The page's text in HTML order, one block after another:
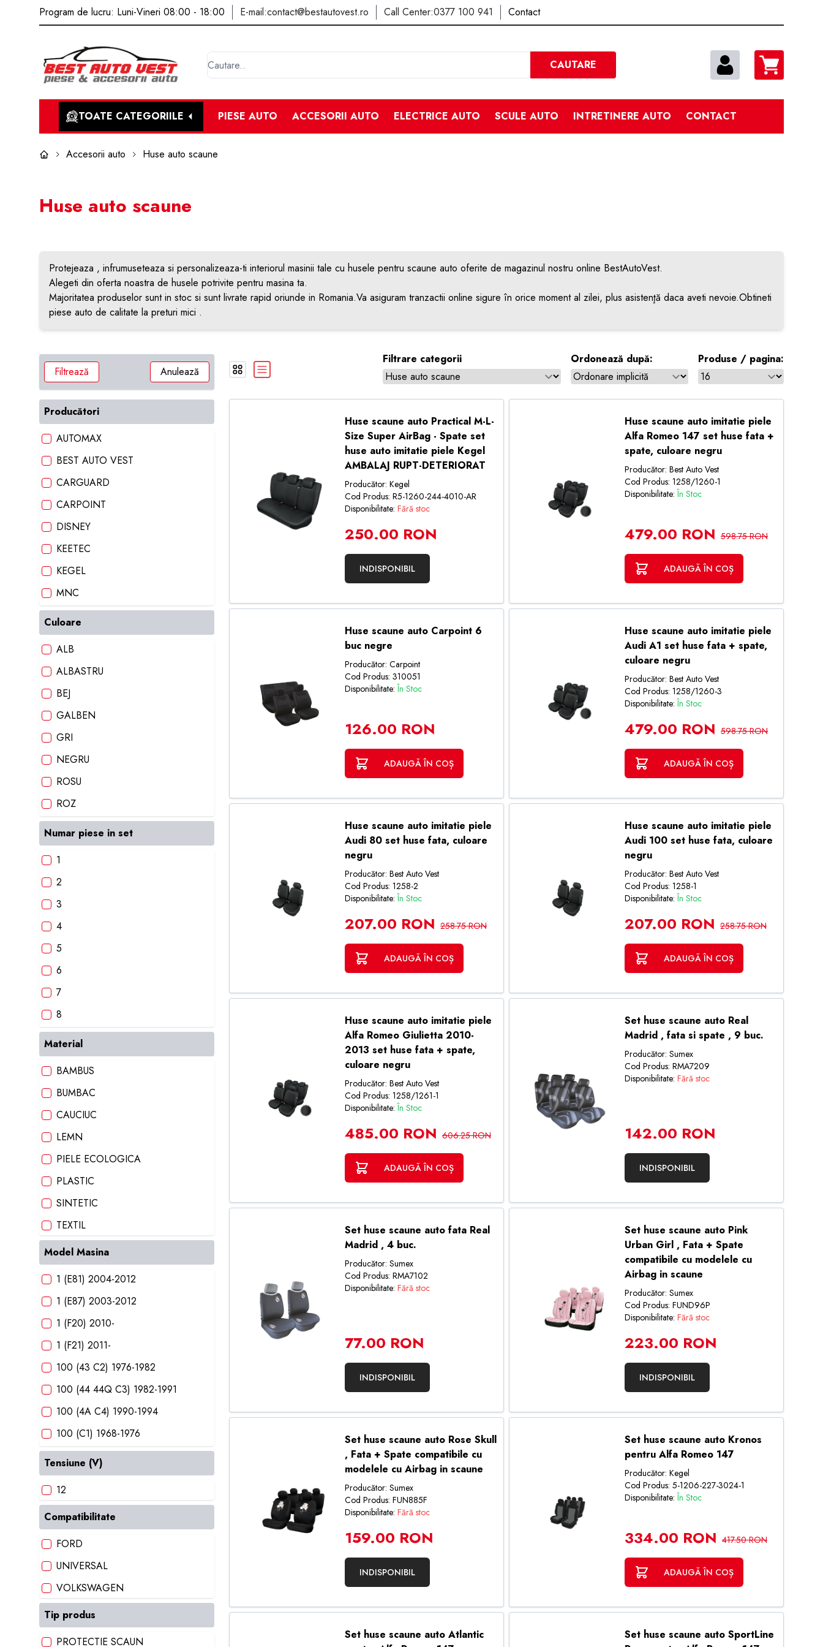
Program de lucru: Luni-Vineri 08:00 - 18:00 E-mail:contact@bestautovest.ro Call Center:0377 100 941 Contact
Cautare
CAUTARE
TOATE CATEGORIILE PIESE AUTO ACCESORII AUTO ELECTRICE AUTO SCULE AUTO INTRETINERE AUTO CONTACT
Accesorii auto Huse auto scaune
Huse auto scaune
Protejeaza , infrumuseteaza si personalizeaza-ti interiorul masinii tale cu husele pentru scaune auto oferite de magazinul nostru online BestAutoVest.
Alegeti din oferta noastra de husele potrivite pentru masina ta.
Majoritatea produselor sunt in stoc si sunt livrate rapid oriunde in Romania.Va asiguram tranzactii online sigure în orice moment al zilei, plus asistenţă daca aveti nevoie.Obtineti
piese auto de calitate la preturi mici .
Filtrează Anulează
Producători
AUTOMAX
BEST AUTO VEST
CARGUARD
CARPOINT
DISNEY
KEETEC
KEGEL
MNC
ROUTE 66
STREETWIZE
Culoare
ALB
ALBASTRU
BEJ
GALBEN
GRI
NEGRU
ROSU
ROZ
VERDE
Numar piese in set
1
2
3
4
5
6
7
8
9
10
Material
BAMBUS
BUMBAC
CAUCIUC
LEMN
PIELE ECOLOGICA
PLASTIC
SINTETIC
TEXTIL
Model Masina
1 (E81) 2004-2012
1 (E87) 2003-2012
1 (F20) 2010-
1 (F21) 2011-
100 (43 C2) 1976-1982
100 (44 44Q C3) 1982-1991
100 (4A C4) 1990-1994
100 (C1) 1968-1976
100 AVANT (43 C2) 1977-1983
100 AVANT (44 44Q C3) 1982-
1990
100 AVANT (4A C4) 1990-1994
1007 (KM_) 2005-
105120 (744) 1983-1990
106 I (1A 1C) 1991-1996
106 II (1) 1996-
121 III (JASM JBSM) 1996-2003
Tensiune (V)
12
Compatibilitate
FORD
UNIVERSAL
VOLKSWAGEN
Tip produs
PROTECTIE SCAUN
Filtrare categorii Ordonează după: Produse / pagina:
Huse scaune auto Practical M-L-
Size Super AirBag - Spate set
huse auto imitatie piele Kegel
AMBALAJ RUPT-DETERIORAT
Producător: Kegel
Cod Produs: R5-1260-244-4010-AR
Disponibilitate: Fără stoc
250.00 RON
INDISPONIBIL
Huse scaune auto imitatie piele
Alfa Romeo 147 set huse fata +
spate, culoare negru
Producător: Best Auto Vest
Cod Produs: 1258/1260-1
Disponibilitate:În Stoc
479.00 RON 598.75 RON
ADAUGĂ ÎN COȘ
Huse scaune auto Carpoint 6
buc negre
Producător: Carpoint
Cod Produs: 310051
Disponibilitate:În Stoc
126.00 RON
ADAUGĂ ÎN COȘ
Huse scaune auto imitatie piele
Audi A1 set huse fata + spate,
culoare negru
Producător: Best Auto Vest
Cod Produs: 1258/1260-3
Disponibilitate:În Stoc
479.00 RON 598.75 RON
ADAUGĂ ÎN COȘ
Huse scaune auto imitatie piele
Audi 80 set huse fata, culoare
negru
Producător: Best Auto Vest
Cod Produs: 1258-2
Disponibilitate:În Stoc
207.00 RON 258.75 RON
ADAUGĂ ÎN COȘ
Huse scaune auto imitatie piele
Audi 100 set huse fata, culoare
negru
Producător: Best Auto Vest
Cod Produs: 1258-1
Disponibilitate:În Stoc
207.00 RON 258.75 RON
ADAUGĂ ÎN COȘ
Huse scaune auto imitatie piele
Alfa Romeo Giulietta 2010-
2013 set huse fata + spate,
culoare negru
Producător: Best Auto Vest
Cod Produs: 1258/1261-1
Disponibilitate:În Stoc
485.00 RON 606.25 RON
ADAUGĂ ÎN COȘ
Set huse scaune auto Real
Madrid , fata si spate , 9 buc.
Producător: Sumex
Cod Produs: RMA7209
Disponibilitate: Fără stoc
142.00 RON
INDISPONIBIL
Set huse scaune auto fata Real
Madrid , 4 buc.
Producător: Sumex
Cod Produs: RMA7102
Disponibilitate: Fără stoc
77.00 RON
INDISPONIBIL
Set huse scaune auto Pink
Urban Girl , Fata + Spate
compatibile cu modelele cu
Airbag in scaune
Producător: Sumex
Cod Produs: FUND96P
Disponibilitate: Fără stoc
223.00 RON
INDISPONIBIL
Set huse scaune auto Rose Skull
, Fata + Spate compatibile cu
modelele cu Airbag in scaune
Producător: Sumex
Cod Produs: FUN885F
Disponibilitate: Fără stoc
159.00 RON
INDISPONIBIL
Set huse scaune auto Kronos
pentru Alfa Romeo 147
Producător: Kegel
Cod Produs: 5-1206-227-3024-1
Disponibilitate:În Stoc
334.00 RON 417.50 RON
ADAUGĂ ÎN COȘ
Set huse scaune auto Atlantic
Set huse scaune auto SportLine